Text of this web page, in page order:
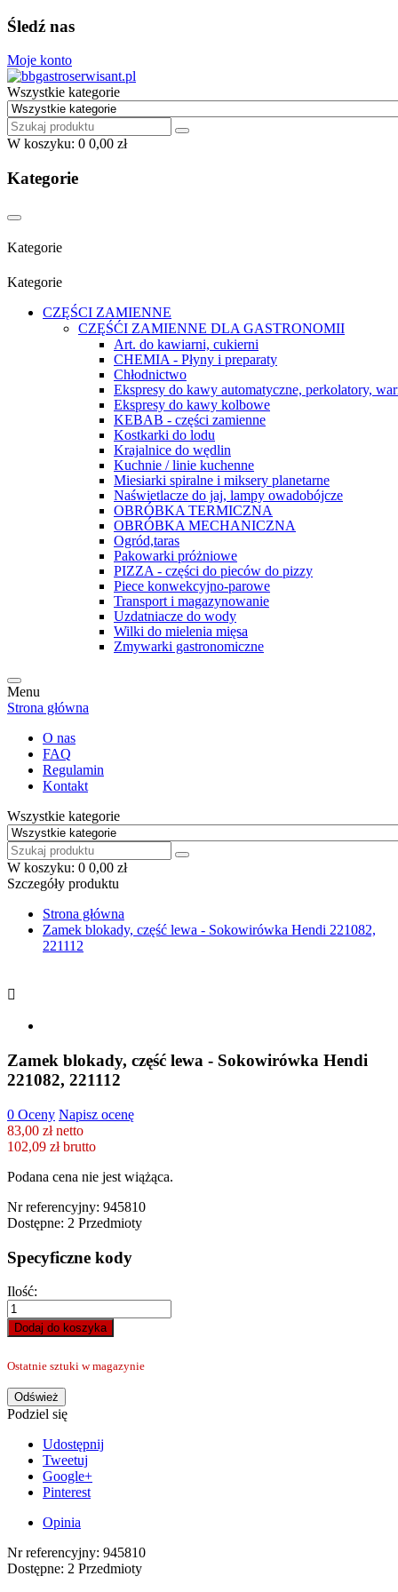
Śledź nas
Moje konto
Wszystkie kategorie
W koszyku: 0 0,00 zł
Kategorie
Kategorie
Kategorie
CZĘŚCI ZAMIENNE
CZĘŚĆI ZAMIENNE DLA GASTRONOMII
Art. do kawiarni, cukierni
CHEMIA - Płyny i preparaty
Chłodnictwo
Ekspresy do kawy automatyczne, perkolatory,
Ekspresy do kawy kolbowe
KEBAB - części zamienne
Kostkarki do lodu
Krajalnice do wędlin
Kuchnie / linie kuchenne
Miesiarki spiralne i miksery planetarne
Naświetlacze do jaj, lampy owadobójcze
OBRÓBKA TERMICZNA
OBRÓBKA MECHANICZNA
Ogród,taras
Pakowarki próżniowe
PIZZA - części do pieców do pizzy
Piece konwekcyjno-parowe
Transport i magazynowanie
Uzdatniacze do wody
Wilki do mielenia mięsa
Zmywarki gastronomiczne
Menu
Strona główna
O nas
FAQ
Regulamin
Kontakt
Wszystkie kategorie
W koszyku: 0 0,00 zł
Szczegóły produktu
Strona główna
Zamek blokady, część lewa - Sokowirówka Hendi 221082,
221112

Zamek blokady, część lewa - Sokowirówka Hendi
221082, 221112
0 Oceny Napisz ocenę
83,00 zł netto
102,09 zł brutto
Podana cena nie jest wiążąca.
Nr referencyjny: 945810
Dostępne: 2 Przedmioty
Specyficzne kody
Ilość:
Dodaj do koszyka
Ostatnie sztuki w magazynie
Podziel się
Udostępnij
Tweetuj
Google+
Pinterest
Opinia
Nr referencyjny: 945810
Dostępne: 2 Przedmioty